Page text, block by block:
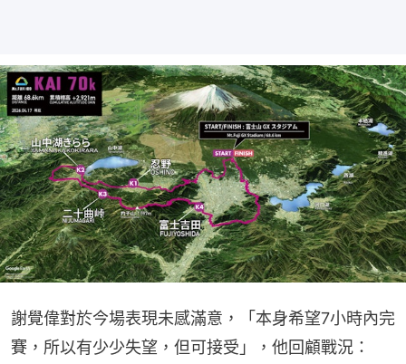
謝覺偉對於今場表現未感滿意，「本身希望7小時內完
賽，所以有少少失望，但可接受」，他回顧戰況：